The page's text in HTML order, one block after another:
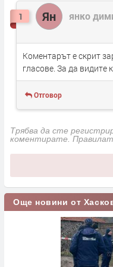
1 Ян янко
Коментарът е скрит
гласове. За да видите
Отговор
Трябва да сте
коментирате.
Още новини от